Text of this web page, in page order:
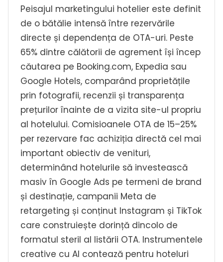
Peisajul marketingului hotelier este definit
de o bătălie intensă între rezervările
directe și dependența de OTA-uri. Peste
65% dintre călătorii de agrement își încep
căutarea pe Booking.com, Expedia sau
Google Hotels, comparând proprietățile
prin fotografii, recenzii și transparența
prețurilor înainte de a vizita site-ul propriu
al hotelului. Comisioanele OTA de 15–25%
per rezervare fac achiziția directă cel mai
important obiectiv de venituri,
determinând hotelurile să investească
masiv în Google Ads pe termeni de brand
și destinație, campanii Meta de
retargeting și conținut Instagram și TikTok
care construiește dorință dincolo de
formatul steril al listării OTA. Instrumentele
creative cu AI contează pentru hoteluri